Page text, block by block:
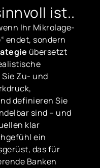
ist..
Ihr Mikrolage-
endet, sondern
übersetzt
Zu- und
definieren Sie
sind – und
klar
ein
das für
Banken